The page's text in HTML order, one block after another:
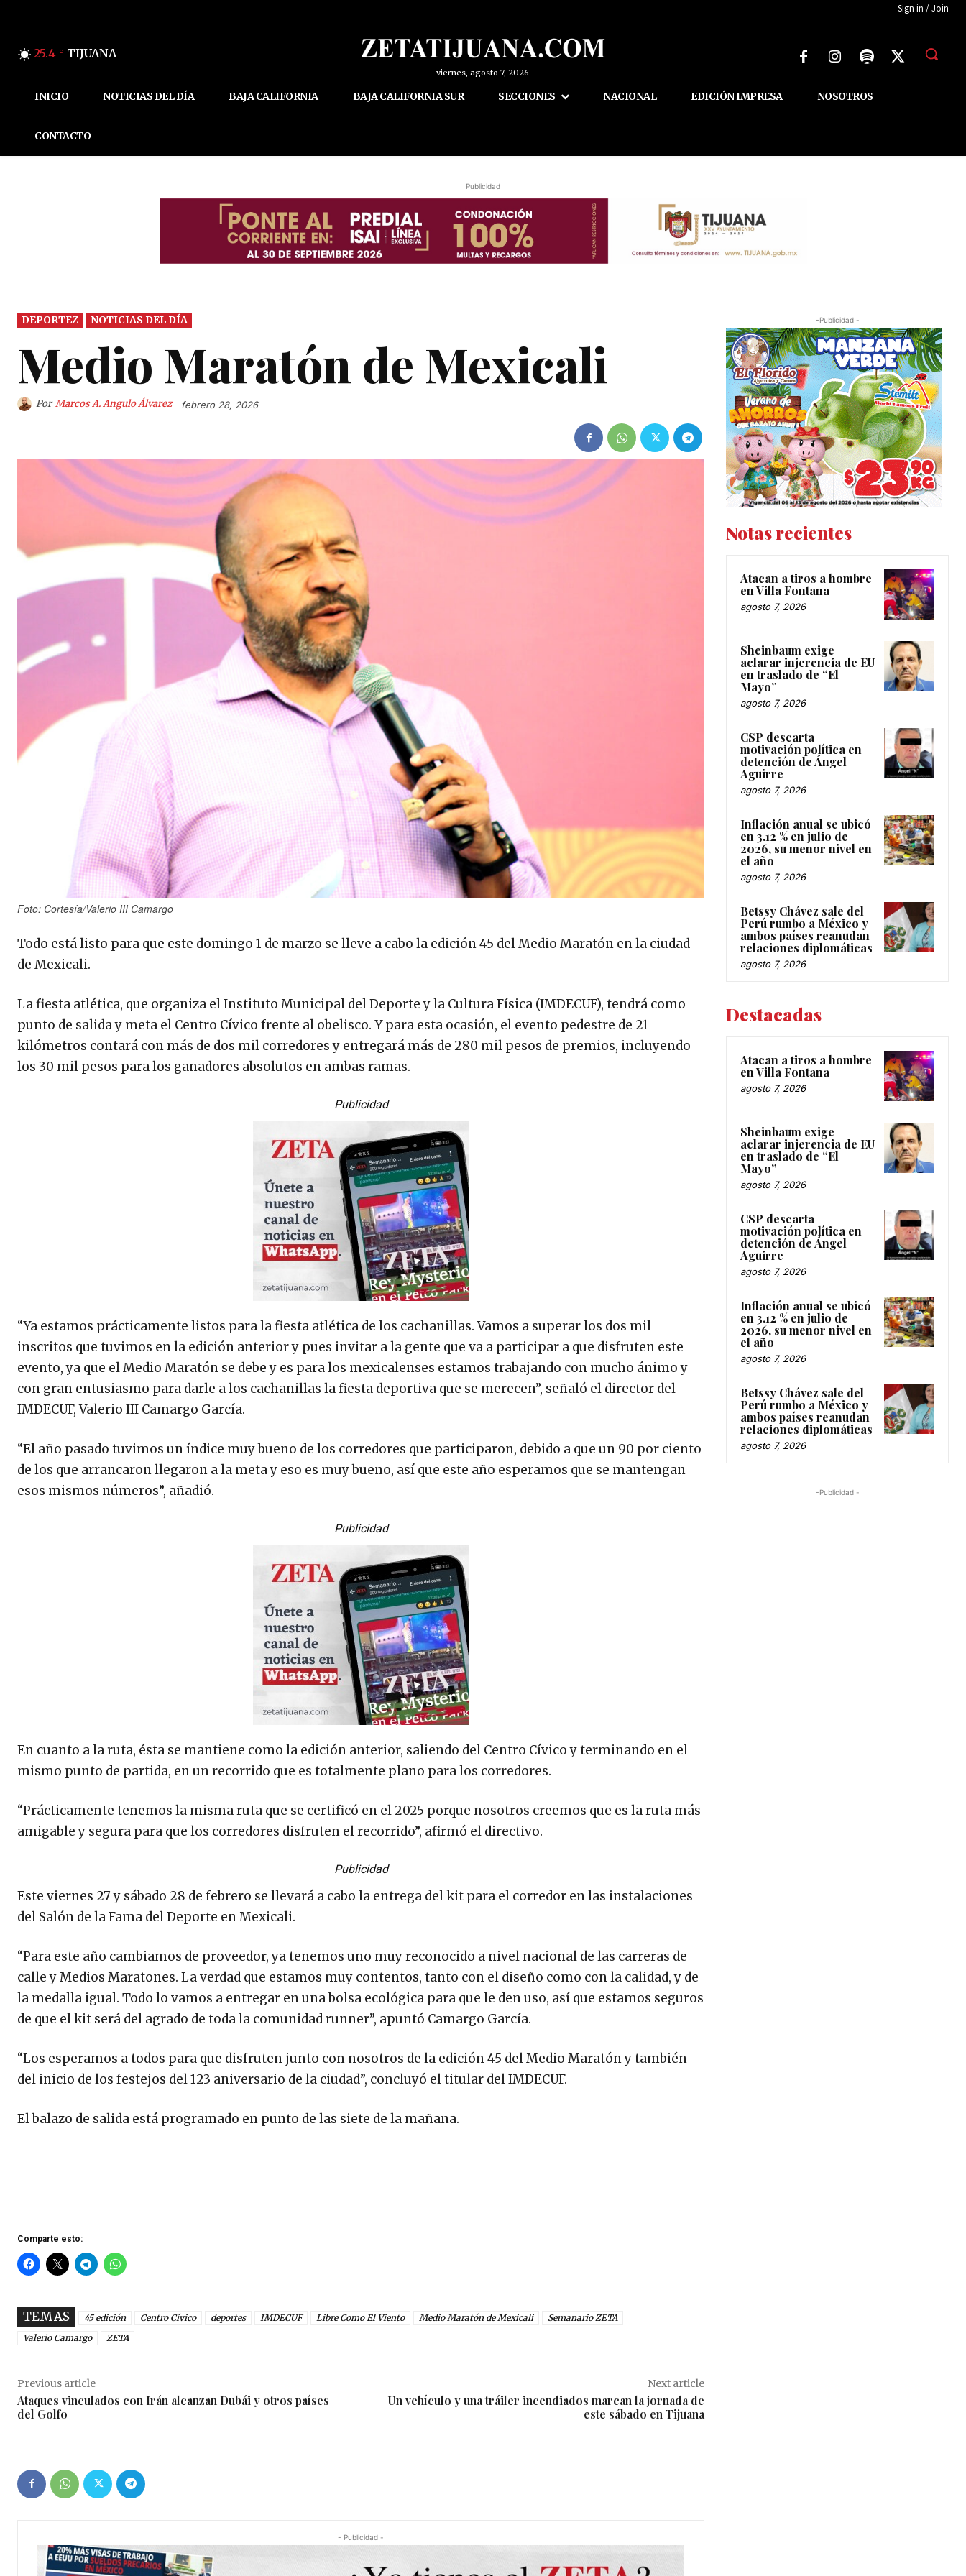
Sign in / Join
25.4 C TIJUANA
viernes, agosto 7, 2026
INICIO NOTICIAS DEL DÍA BAJA CALIFORNIA BAJA CALIFORNIA SUR SECCIONES NACIONAL EDICIÓN IMPRESA NOSOTROS
CONTACTO
Publicidad
DEPORTEZ NOTICIAS DEL DÍA
Medio Maratón de Mexicali
Por Marcos A. Angulo Álvarez febrero 28, 2026
Foto: Cortesía/Valerio III Camargo
Todo está listo para que este domingo 1 de marzo se lleve a cabo la edición 45 del Medio Maratón en la ciudad
de Mexicali.
La fiesta atlética, que organiza el Instituto Municipal del Deporte y la Cultura Física (IMDECUF), tendrá como
punto de salida y meta el Centro Cívico frente al obelisco. Y para esta ocasión, el evento pedestre de 21
kilómetros contará con más de dos mil corredores y entregará más de 280 mil pesos de premios, incluyendo
los 30 mil pesos para los ganadores absolutos en ambas ramas.
Publicidad
“Ya estamos prácticamente listos para la fiesta atlética de los cachanillas. Vamos a superar los dos mil
inscritos que tuvimos en la edición anterior y pues invitar a la gente que va a participar a que disfruten este
evento, ya que el Medio Maratón se debe y es para los mexicalenses estamos trabajando con mucho ánimo y
con gran entusiasmo para darle a los cachanillas la fiesta deportiva que se merecen”, señaló el director del
IMDECUF, Valerio III Camargo García.
“El año pasado tuvimos un índice muy bueno de los corredores que participaron, debido a que un 90 por ciento
de los que arrancaron llegaron a la meta y eso es muy bueno, así que este año esperamos que se mantengan
esos mismos números”, añadió.
Publicidad
En cuanto a la ruta, ésta se mantiene como la edición anterior, saliendo del Centro Cívico y terminando en el
mismo punto de partida, en un recorrido que es totalmente plano para los corredores.
“Prácticamente tenemos la misma ruta que se certificó en el 2025 porque nosotros creemos que es la ruta más
amigable y segura para que los corredores disfruten el recorrido”, afirmó el directivo.
Publicidad
Este viernes 27 y sábado 28 de febrero se llevará a cabo la entrega del kit para el corredor en las instalaciones
del Salón de la Fama del Deporte en Mexicali.
“Para este año cambiamos de proveedor, ya tenemos uno muy reconocido a nivel nacional de las carreras de
calle y Medios Maratones. La verdad que estamos muy contentos, tanto con el diseño como con la calidad, y de
la medalla igual. Todo lo vamos a entregar en una bolsa ecológica para que le den uso, así que estamos seguros
de que el kit será del agrado de toda la comunidad runner”, apuntó Camargo García.
“Los esperamos a todos para que disfruten junto con nosotros de la edición 45 del Medio Maratón y también
del inicio de los festejos del 123 aniversario de la ciudad”, concluyó el titular del IMDECUF.
El balazo de salida está programado en punto de las siete de la mañana.
Comparte esto:
TEMAS 45 edición Centro Cívico deportes IMDECUF Libre Como El Viento Medio Maratón de Mexicali
Semanario ZETA
Valerio Camargo
ZETA
Previous article
Ataques vinculados con Irán alcanzan Dubái y otros países
del Golfo
Next article
Un vehículo y una tráiler incendiados marcan la jornada de
este sábado en Tijuana
- Publicidad -
-Publicidad -
Notas recientes
Atacan a tiros a hombre
en Villa Fontana
agosto 7, 2026
Sheinbaum exige
aclarar injerencia de EU
en traslado de “El
Mayo”
agosto 7, 2026
CSP descarta
motivación política en
detención de Ángel
Aguirre
agosto 7, 2026
Inflación anual se ubicó
en 3.12 % en julio de
2026, su menor nivel en
el año
agosto 7, 2026
Betssy Chávez sale del
Perú rumbo a México y
ambos países reanudan
relaciones diplomáticas
agosto 7, 2026
Destacadas
Atacan a tiros a hombre
en Villa Fontana
agosto 7, 2026
Sheinbaum exige
aclarar injerencia de EU
en traslado de “El
Mayo”
agosto 7, 2026
CSP descarta
motivación política en
detención de Ángel
Aguirre
agosto 7, 2026
Inflación anual se ubicó
en 3.12 % en julio de
2026, su menor nivel en
el año
agosto 7, 2026
Betssy Chávez sale del
Perú rumbo a México y
ambos países reanudan
relaciones diplomáticas
agosto 7, 2026
-Publicidad -